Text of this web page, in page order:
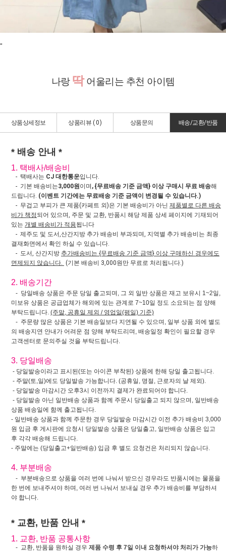
"
나랑 딱어울리는 추천 아이템
상품상세정보 상품리뷰 ( 0) 상품문의 배송/교환/반품
* 배송 안내 *
1. 택배사/배송비
- 택배사는 CJ 대한통운입니다.
- 기본 배송비는3,000원이며 , {무료배송 기준 금액} 이상 구매시 무료 배송해
드립니다. (이벤트 기간에는 무료배송 기준 금액이 변경될 수 있습니다.)
- 무겁고 부피가 큰 제품(카페트 외)은 기본 배송비가 아닌 제품별로 다른 배송
비가 책정되어 있으며, 주문 및 교환, 반품시 해당 제품 상세 페이지에 기재되어
있는 개별 배송비가 적용됩니다
- 제주도 및 도서,산간지방 추가 배송비 부과되며, 지역별 추가 배송비는 최종
결재화면에서 확인 하실 수 있습니다.
- 도서, 산간지방 추가배송비는 {무료배송 기준 금액} 이상 구매하신 경우에도
면제되지 않습니다. (기본 배송비 3,000원만 무료로 처리됩니다.)
2. 배송기간
- 당일배송 상품은 주문 당일 출고되며, 그 외 일반 상품은 재고 보유시 1~2일,
미보유 상품은 공급업체가 해외에 있는 관계로 7~10일 정도 소요되는 점 양해
부탁드립니다. (주말, 공휴일 제외 / 영업일(평일) 기준)
- 주문량 많은 상품은 기본 배송일보다 지연될 수 있으며, 일부 상품 외에 별도
의 배송지연 안내가 어려운 점 양해 부탁드리며, 배송일정 확인이 필요할 경우
고객센터로 문의주실 것을 부탁드립니다.
3. 당일배송
- 당일발송이라고 표시된(또는 아이콘 부착된) 상품에 한해 당일 출고됩니다.
- 주말(토,일)에도 당일발송 가능합니다. (공휴일, 명절, 근로자의 날 제외).
- 당일발송 마감시간 오후3시 이전까지 결제가 완료되어야 합니다.
- 당일발송 아닌 일반배송 상품과 함께 주문시 당일출고 되지 않으며, 일반배송
상품 배송일에 함께 출고됩니다.
- 일반배송 상품과 함께 주문한 경우 당일발송 마감시간 이전 추가 배송비 3,000
원 입금 후 게시판에 요청시 당일발송 상품은 당일출고, 일반배송 상품은 입고
후 각각 배송해 드립니다.
- 주말에는 (당일출고+일반배송) 입금 후 별도 요청건은 처리되지 않습니다.
4. 부분배송
- 부분배송으로 상품을 여러 번에 나눠서 받으신 경우라도 반품시에는 물품을
한 번에 보내주셔야 하며, 여러 번 나눠서 보내실 경우 추가 배송비를 부담하셔
야 합니다.
* 교환, 반품 안내 *
1. 교환, 반품 공통사항
- 교환, 반품을 원하실 경우 제품 수령 후 7일 이내 요청하셔야 처리가 가능하